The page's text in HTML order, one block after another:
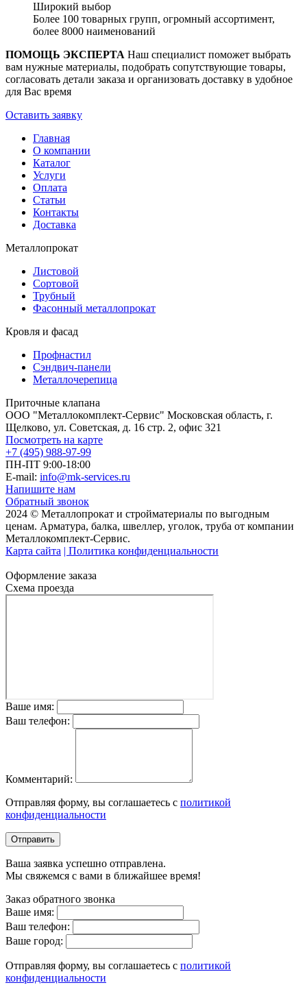
Широкий выбор
Более 100 товарных групп, огромный ассортимент,
более 8000 наименований
ПОМОЩЬ ЭКСПЕРТА Наш специалист поможет выбрать
вам нужные материалы, подобрать сопутствующие товары,
согласовать детали заказа и организовать доставку в удобное
для Вас время
Оставить заявку
Главная
О компании
Каталог
Услуги
Оплата
Статьи
Контакты
Доставка
Металлопрокат
Листовой
Сортовой
Трубный
Фасонный металлопрокат
Кровля и фасад
Профнастил
Сэндвич-панели
Металлочерепица
Приточные клапана
ООО "Металлокомплект-Сервис" Московская область, г.
Щелково, ул. Советская, д. 16 стр. 2, офис 321
Посмотреть на карте
+7 (495) 988-97-99
ПН-ПТ 9:00-18:00
E-mail: info@mk-services.ru
Напишите нам
Обратный звонок
2024 © Металлопрокат и стройматериалы по выгодным
ценам. Арматура, балка, швеллер, уголок, труба от компании
Металлокомплект-Сервис.
Карта сайта | Политика конфиденциальности
Оформление заказа
Схема проезда
Ваше имя:
Ваш телефон:
Комментарий:
Отправляя форму, вы соглашаетесь с политикой
конфиденциальности
Отправить
Ваша заявка успешно отправлена.
Мы свяжемся с вами в ближайшее время!
Заказ обратного звонка
Ваше имя:
Ваш телефон:
Ваше город:
Отправляя форму, вы соглашаетесь с политикой
конфиденциальности